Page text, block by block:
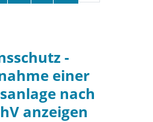
-
einer
nach
anzeigen